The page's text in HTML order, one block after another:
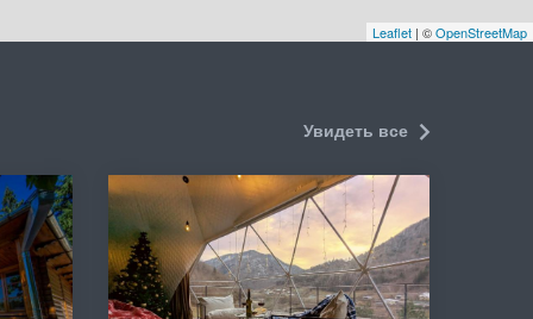
Leaflet | ©OpenStreetMap
Увидеть все